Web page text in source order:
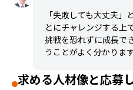
「失敗しても大丈夫
とにチャレンジする上
挑戦を恐れずに成長で
うことがよく分かります
求める人材像と応募